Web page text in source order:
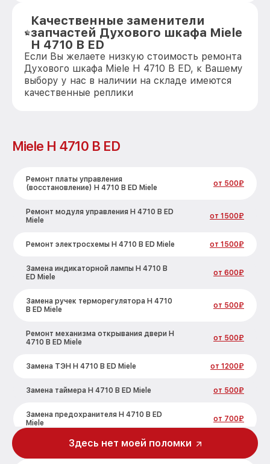
Качественные заменители
запчастей Духового шкафа Miele
H 4710 B ED
Если Вы желаете низкую стоимость ремонта
Духового шкафа Miele H 4710 B ED, к Вашему
выбору у нас в наличии на складе имеются
качественные реплики
Miele H 4710 B ED
Ремонт платы управления
(восстановление) H 4710 B ED Miele
от 500₽
Ремонт модуля управления H 4710 B ED
Miele
от 1500₽
Ремонт электросхемы H 4710 B ED Miele от 1500₽
Замена индикаторной лампы H 4710 B
ED Miele
от 600₽
Замена ручек терморегулятора H 4710
B ED Miele
от 500₽
Ремонт механизма открывания двери H
4710 B ED Miele
от 500₽
Замена ТЭН H 4710 B ED Miele от 1200₽
Замена таймера H 4710 B ED Miele от 500₽
Замена предохранителя H 4710 B ED
Miele
от 700₽
Замена шнура питания H 4710 B ED Miele
Здесь нет моей поломки